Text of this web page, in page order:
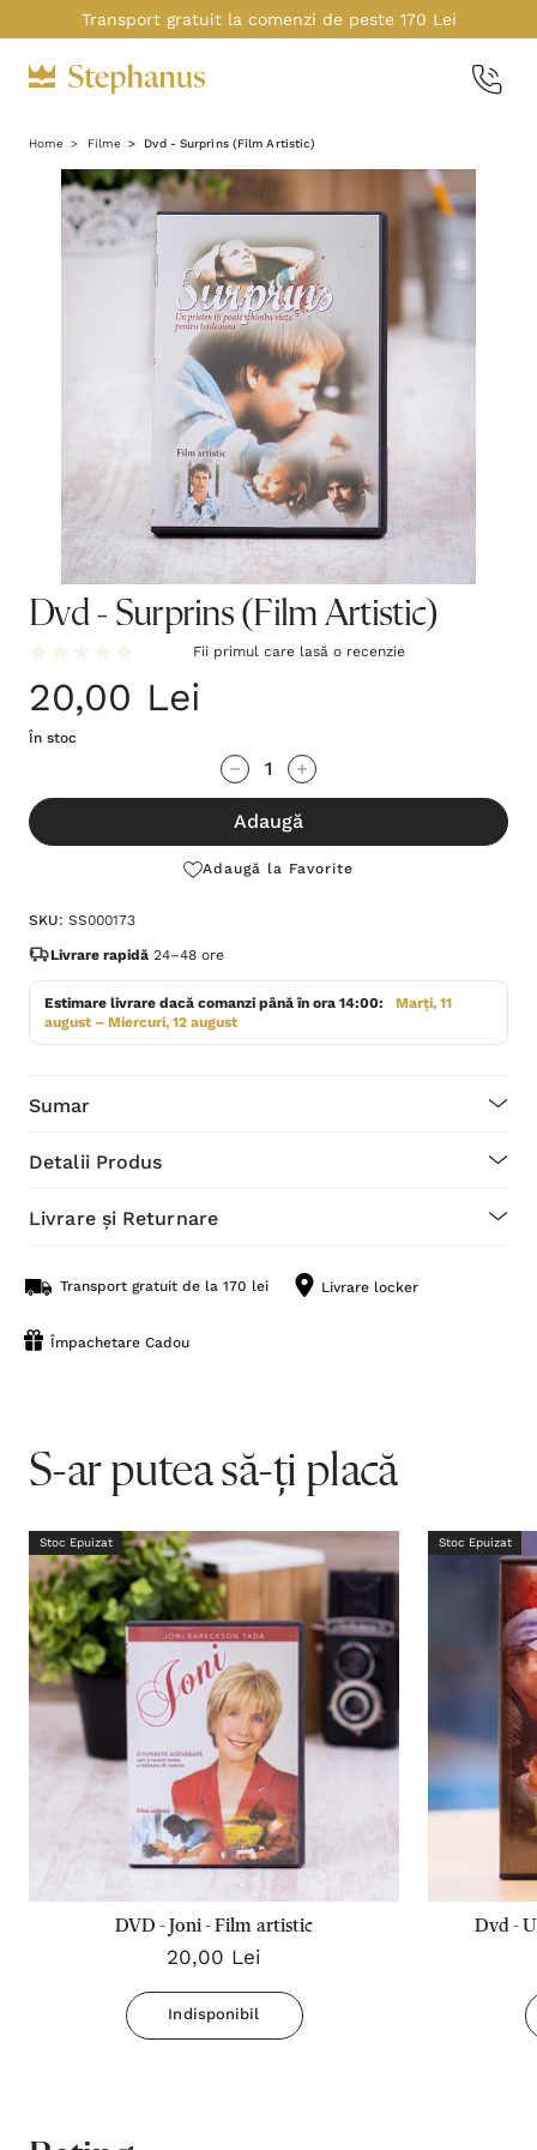
Transport gratuit la comenzi de peste 170 Lei
Home Filme Dvd - Surprins (Film Artistic)
Dvd - Surprins (Film Artistic)
Fii primul care lasă o recenzie
20,00 Lei
În stoc
te!
Stocul
Adaugă
Adaugă la Favorite
SKU: SS000173
Livrare rapidă 24–48 ore
Estimare livrare dacă comanzi până în ora 14:00:
Marți, 11
august – Miercuri, 12 august
Sumar
Detalii Produs
Livrare și Returnare
Transport gratuit de la 170 lei Livrare locker
Împachetare Cadou
S-ar putea să-ți placă
Stoc Epuizat
DVD - Joni - Film artistic
20,00 Lei
Indisponibil
Stoc Epuizat
Dvd -